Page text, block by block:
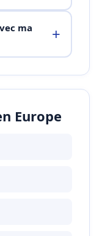
ma
Europe